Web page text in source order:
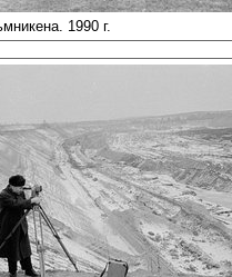
1990 г.